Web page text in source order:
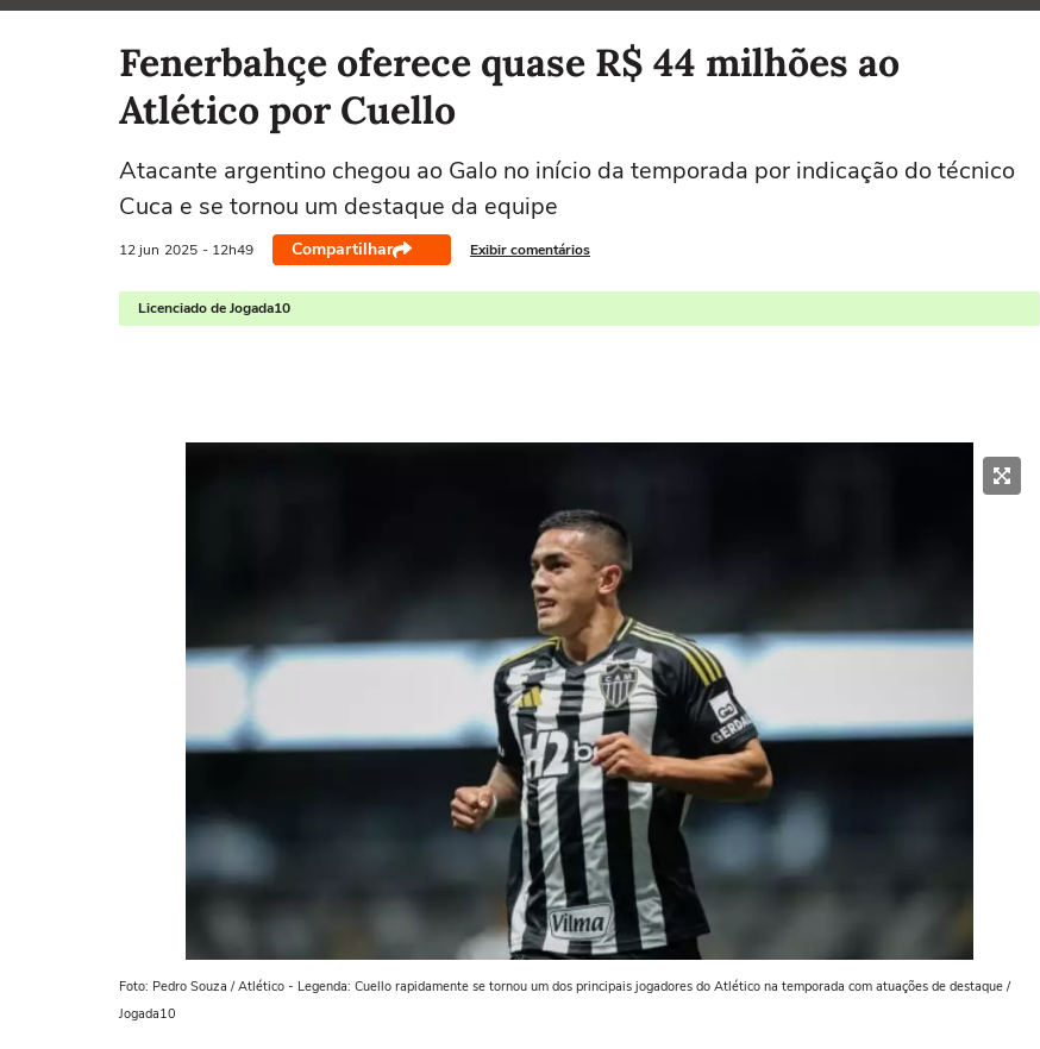
Selecione o time para ver as notícias
Fenerbahçe oferece quase R$ 44 milhões ao
Atlético por Cuello
Atacante argentino chegou ao Galo no início da temporada por indicação do técnico
Cuca e se tornou um destaque da equipe
12 jun 2025 - 12h49 Compartilhar Exibir comentários
Licenciado de Jogada10
Foto: Pedro Souza / Atlético - Legenda: Cuello rapidamente se tornou um dos principais jogadores do Atlético na temporada com atuações de destaque /
Jogada10